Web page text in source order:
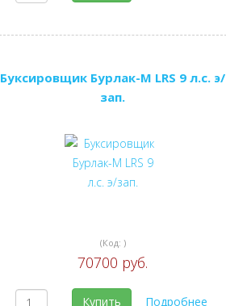
Буксировщик Бурлак-М LRS 9 л.с. э/
зап.
(Код: )
70700 руб.
Купить Подробнее